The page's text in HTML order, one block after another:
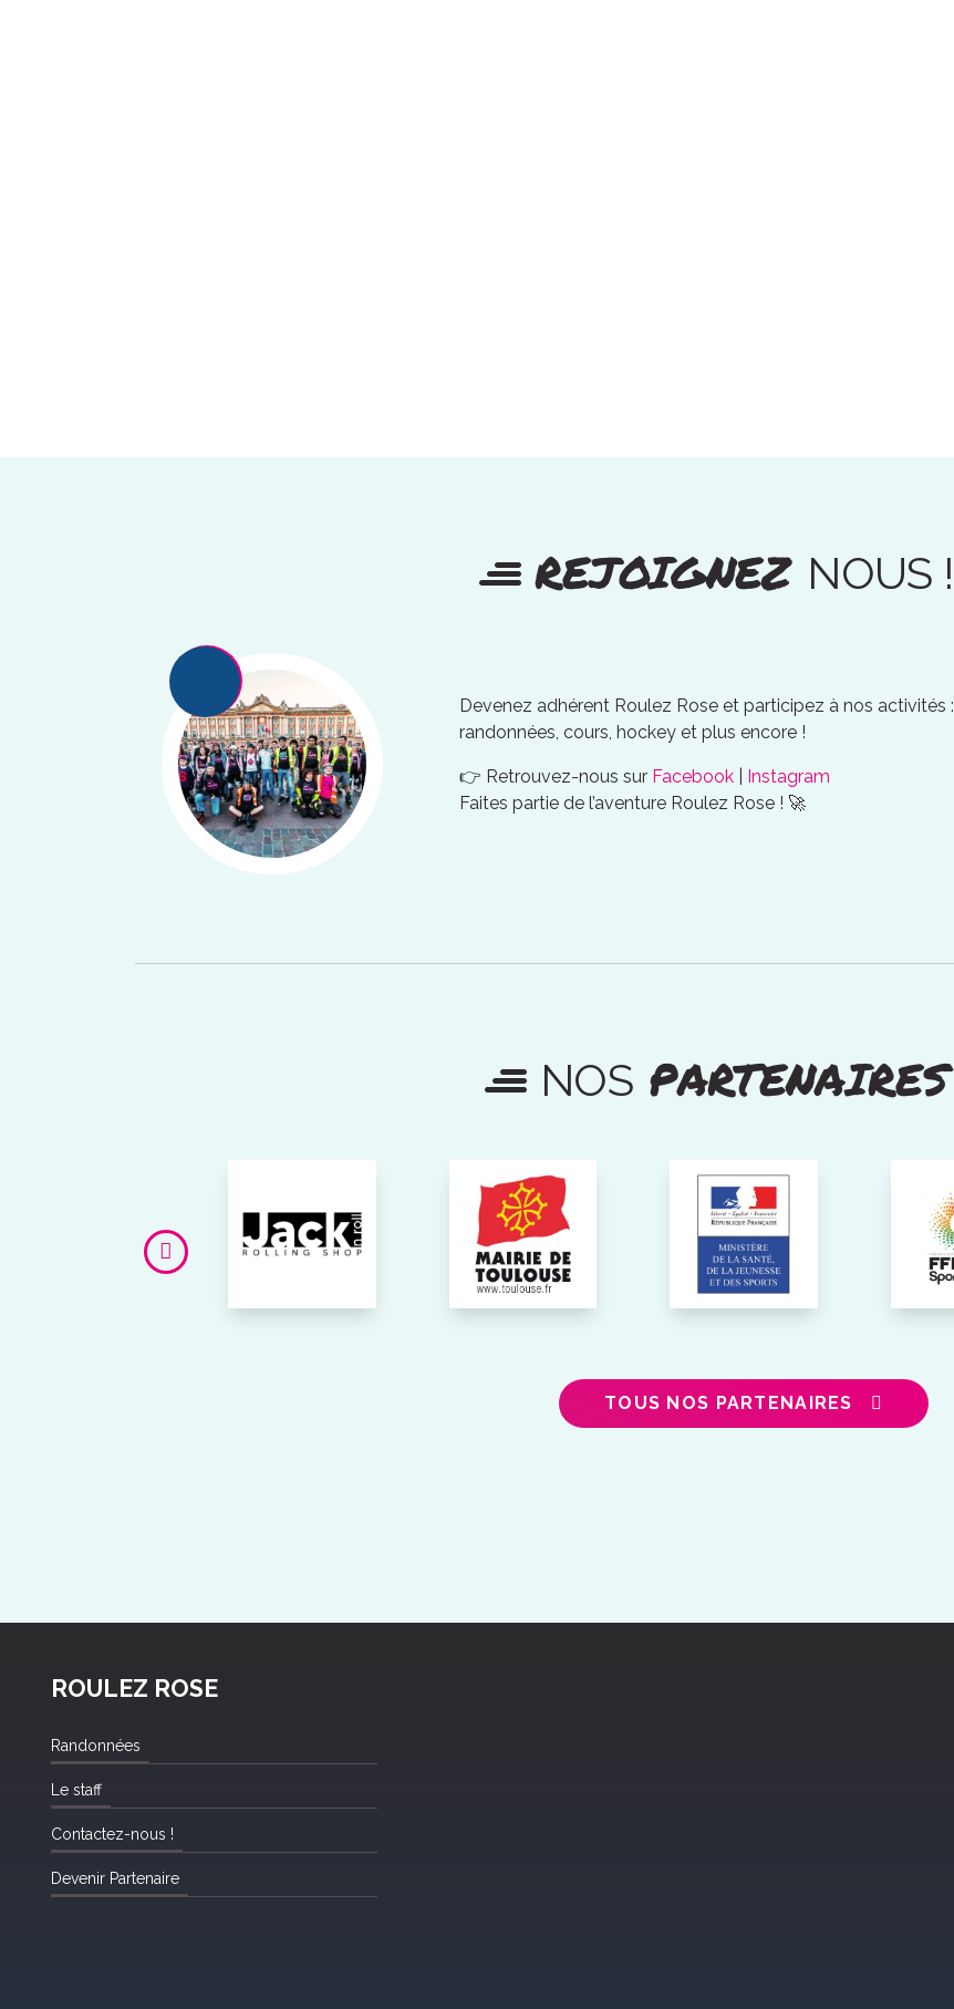
REJOIGNEZ NOUS !
Devenez adhérent Roulez Rose et participez à nos activités :
randonnées, cours, hockey et plus encore !
👉 Retrouvez-nous sur Facebook
Instagram
Faites partie de l’aventure Roulez Rose ! 🚀
NOSPARTENAIRES
TOUS NOS PARTENAIRES
ROULEZ ROSE
Randonnées
Le staff
Contactez-nous !
Devenir Partenaire